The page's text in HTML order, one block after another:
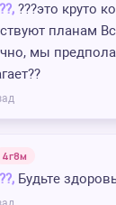
???это круто
планам
мы
4г8м
Будьте